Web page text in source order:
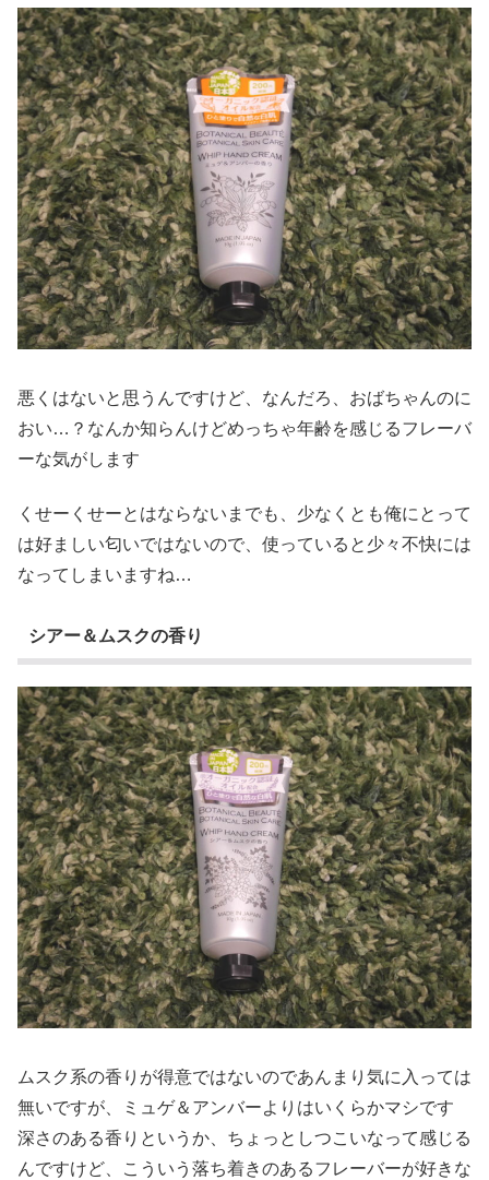
悪くはないと思うんですけど、なんだろ、おばちゃんのに
おい…？なんか知らんけどめっちゃ年齢を感じるフレーバ
ーな気がします
くせーくせーとはならないまでも、少なくとも俺にとって
は好ましい匂いではないので、使っていると少々不快には
なってしまいますね…
シアー＆ムスクの香り
ムスク系の香りが得意ではないのであんまり気に入っては
無いですが、ミュゲ＆アンバーよりはいくらかマシです
深さのある香りというか、ちょっとしつこいなって感じる
んですけど、こういう落ち着きのあるフレーバーが好きな